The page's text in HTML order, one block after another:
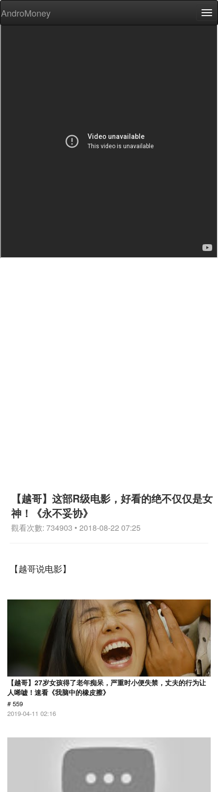
AndroMoney
【越哥】这部R级电影，好看的绝不仅仅是女
神！《永不妥协》
觀看次數: 734903 • 2018-08-22 07:25
【越哥说电影】
【越哥】27岁女孩得了老年痴呆，严重时小便失禁，丈夫的行为让
人唏嘘！速看《我脑中的橡皮擦》
# 559
2019-04-11 02:16